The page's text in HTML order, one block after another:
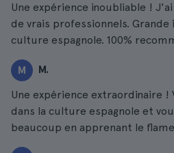
Une expérience inoubliable !
de vrais professionnels. Grande
culture espagnole. 100%
M M.
Une expérience extraordinaire !
dans la culture espagnole et
beaucoup en apprenant le